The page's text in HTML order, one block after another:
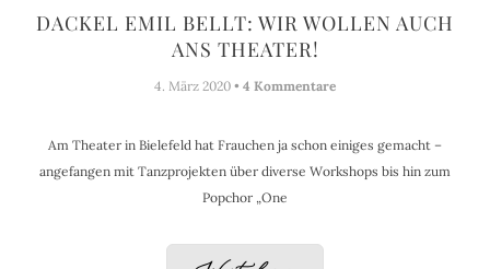
DACKEL EMIL BELLT: WIR WOLLEN AUCH
ANS THEATER!
4. März 2020 • 4 Kommentare
Am Theater in Bielefeld hat Frauchen ja schon einiges gemacht –
angefangen mit Tanzprojekten über diverse Workshops bis hin zum
Popchor „One